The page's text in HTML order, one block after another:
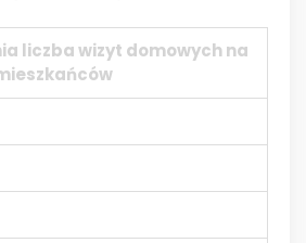
liczba wizyt domowych na